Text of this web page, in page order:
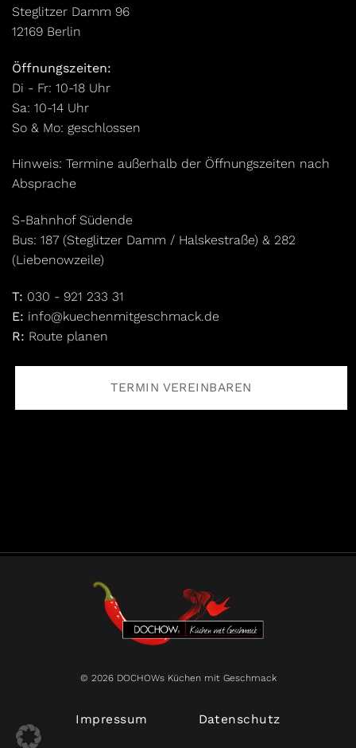
Steglitzer Damm 96
12169 Berlin
Öffnungszeiten:
Di - Fr: 10-18 Uhr
Sa: 10-14 Uhr
So & Mo: geschlossen
Hinweis: Termine außerhalb der Öffnungszeiten nach
Absprache
S-Bahnhof Südende
Bus: 187 (Steglitzer Damm / Halskestraße) & 282
(Liebenowzeile)
T: 030 - 921 233 31
E: info@kuechenmitgeschmack.de
R: Route planen
TERMIN VEREINBAREN
© 2026 DOCHOWs Küchen mit Geschmack
Impressum Datenschutz